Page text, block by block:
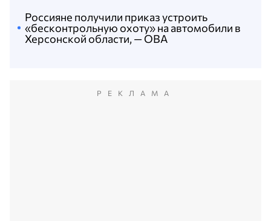
Россияне получили приказ устроить
«бесконтрольную охоту» на автомобили в
Херсонской области, — ОВА
РЕКЛАМА